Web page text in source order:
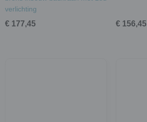
verlichting
€ 177,45 € 156,45